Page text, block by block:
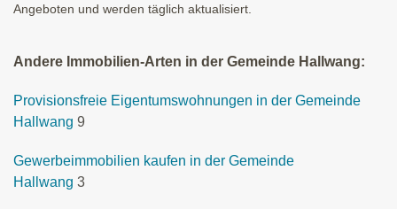
Angeboten und werden täglich aktualisiert.
Andere Immobilien-Arten in der Gemeinde Hallwang:
Provisionsfreie Eigentumswohnungen in der Gemeinde
Hallwang 9
Gewerbeimmobilien kaufen in der Gemeinde
Hallwang 3